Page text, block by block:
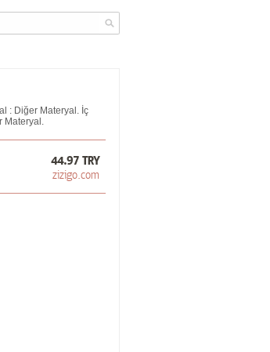
: Diğer Materyal. İç
Materyal.
44.97 TRY
zizigo.com